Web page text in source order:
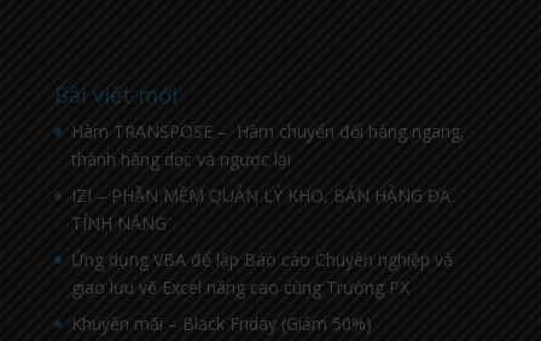
Bài viết mới
Hàm TRANSPOSE – Hàm chuyển đổi hàng ngang,
thành hàng dọc và ngược lại
IZI – PHẦN MỀM QUẢN LÝ KHO, BÁN HÀNG ĐA
TÍNH NĂNG
Ứng dụng VBA để lập Báo cáo Chuyên nghiệp và
giao lưu về Excel nâng cao cùng Trường PX
Khuyến mãi – Black Friday (Giảm 50%)